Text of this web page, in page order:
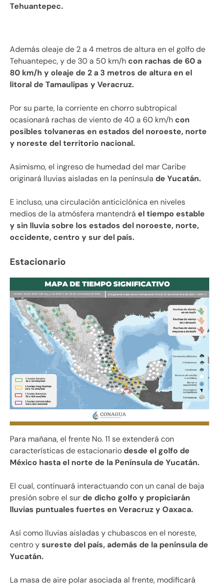
Tehuantepec.
Además oleaje de 2 a 4 metros de altura en el golfo de
Tehuantepec, y de 30 a 50 km/hcon rachas de 60 a
80 km/h y oleaje de 2 a 3 metros de altura en el
litoral de Tamaulipas y Veracruz.
Por su parte, la corriente en chorro subtropical
ocasionará rachas de viento de 40 a 60 km/hcon
posibles tolvaneras en estados del noroeste, norte
y noreste del territorio nacional.
Asimismo, el ingreso de humedad del mar Caribe
originará lluvias aisladas en la península de Yucatán.
E incluso, una circulación anticiclónica en niveles
medios de la atmósfera mantendrá el tiempo estable
y sin lluvia sobre los estados del noroeste, norte,
occidente, centro y sur del país.
Estacionario
Para mañana, el frente No. 11 se extenderá con
características de estacionariodesde el golfo de
México hasta el norte de la Península de Yucatán.
El cual, continuará interactuando con un canal de baja
presión sobre el surde dicho golfo y propiciarán
lluvias puntuales fuertes en Veracruz y Oaxaca.
Así como lluvias aisladas y chubascos en el noreste,
centro ysureste del país, además de la península de
Yucatán.
La masa de aire polar asociada al frente, modificará